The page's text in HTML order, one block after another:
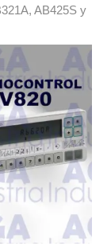
AB425S y